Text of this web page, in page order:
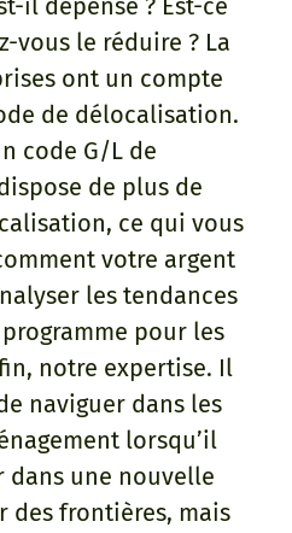
il dépensé ? Est-ce
vous le réduire ? La
ont un compte
de délocalisation.
code G/L de
de plus de
ce qui vous
votre argent
les tendances
pour les
notre expertise. Il
naviguer dans les
lorsqu’il
dans une nouvelle
des frontières, mais